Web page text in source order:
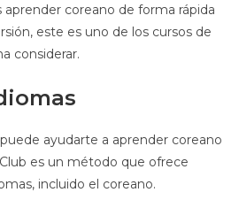
coreano de forma rápida
este es uno de los cursos de
considerar.
ayudarte a aprender coreano
es un método que ofrece
incluido el coreano.